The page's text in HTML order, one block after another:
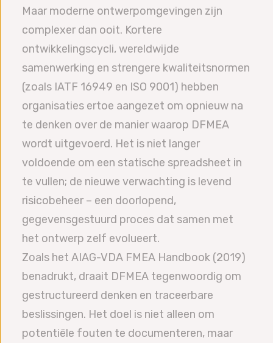
Maar moderne ontwerpomgevingen zijn
complexer dan ooit. Kortere
ontwikkelingscycli, wereldwijde
samenwerking en strengere kwaliteitsnormen
(zoals IATF 16949 en ISO 9001) hebben
organisaties ertoe aangezet om opnieuw na
te denken over de manier waarop DFMEA
wordt uitgevoerd. Het is niet langer
voldoende om een statische spreadsheet in
te vullen; de nieuwe verwachting is levend
risicobeheer – een doorlopend,
gegevensgestuurd proces dat samen met
het ontwerp zelf evolueert.
Zoals het AIAG-VDA FMEA Handbook (2019)
benadrukt, draait DFMEA tegenwoordig om
gestructureerd denken en traceerbare
beslissingen. Het doel is niet alleen om
potentiële fouten te documenteren, maar